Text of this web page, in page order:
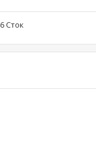
Сток